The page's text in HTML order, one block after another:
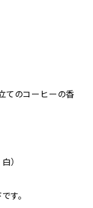
てのコーヒーの香
）
す。